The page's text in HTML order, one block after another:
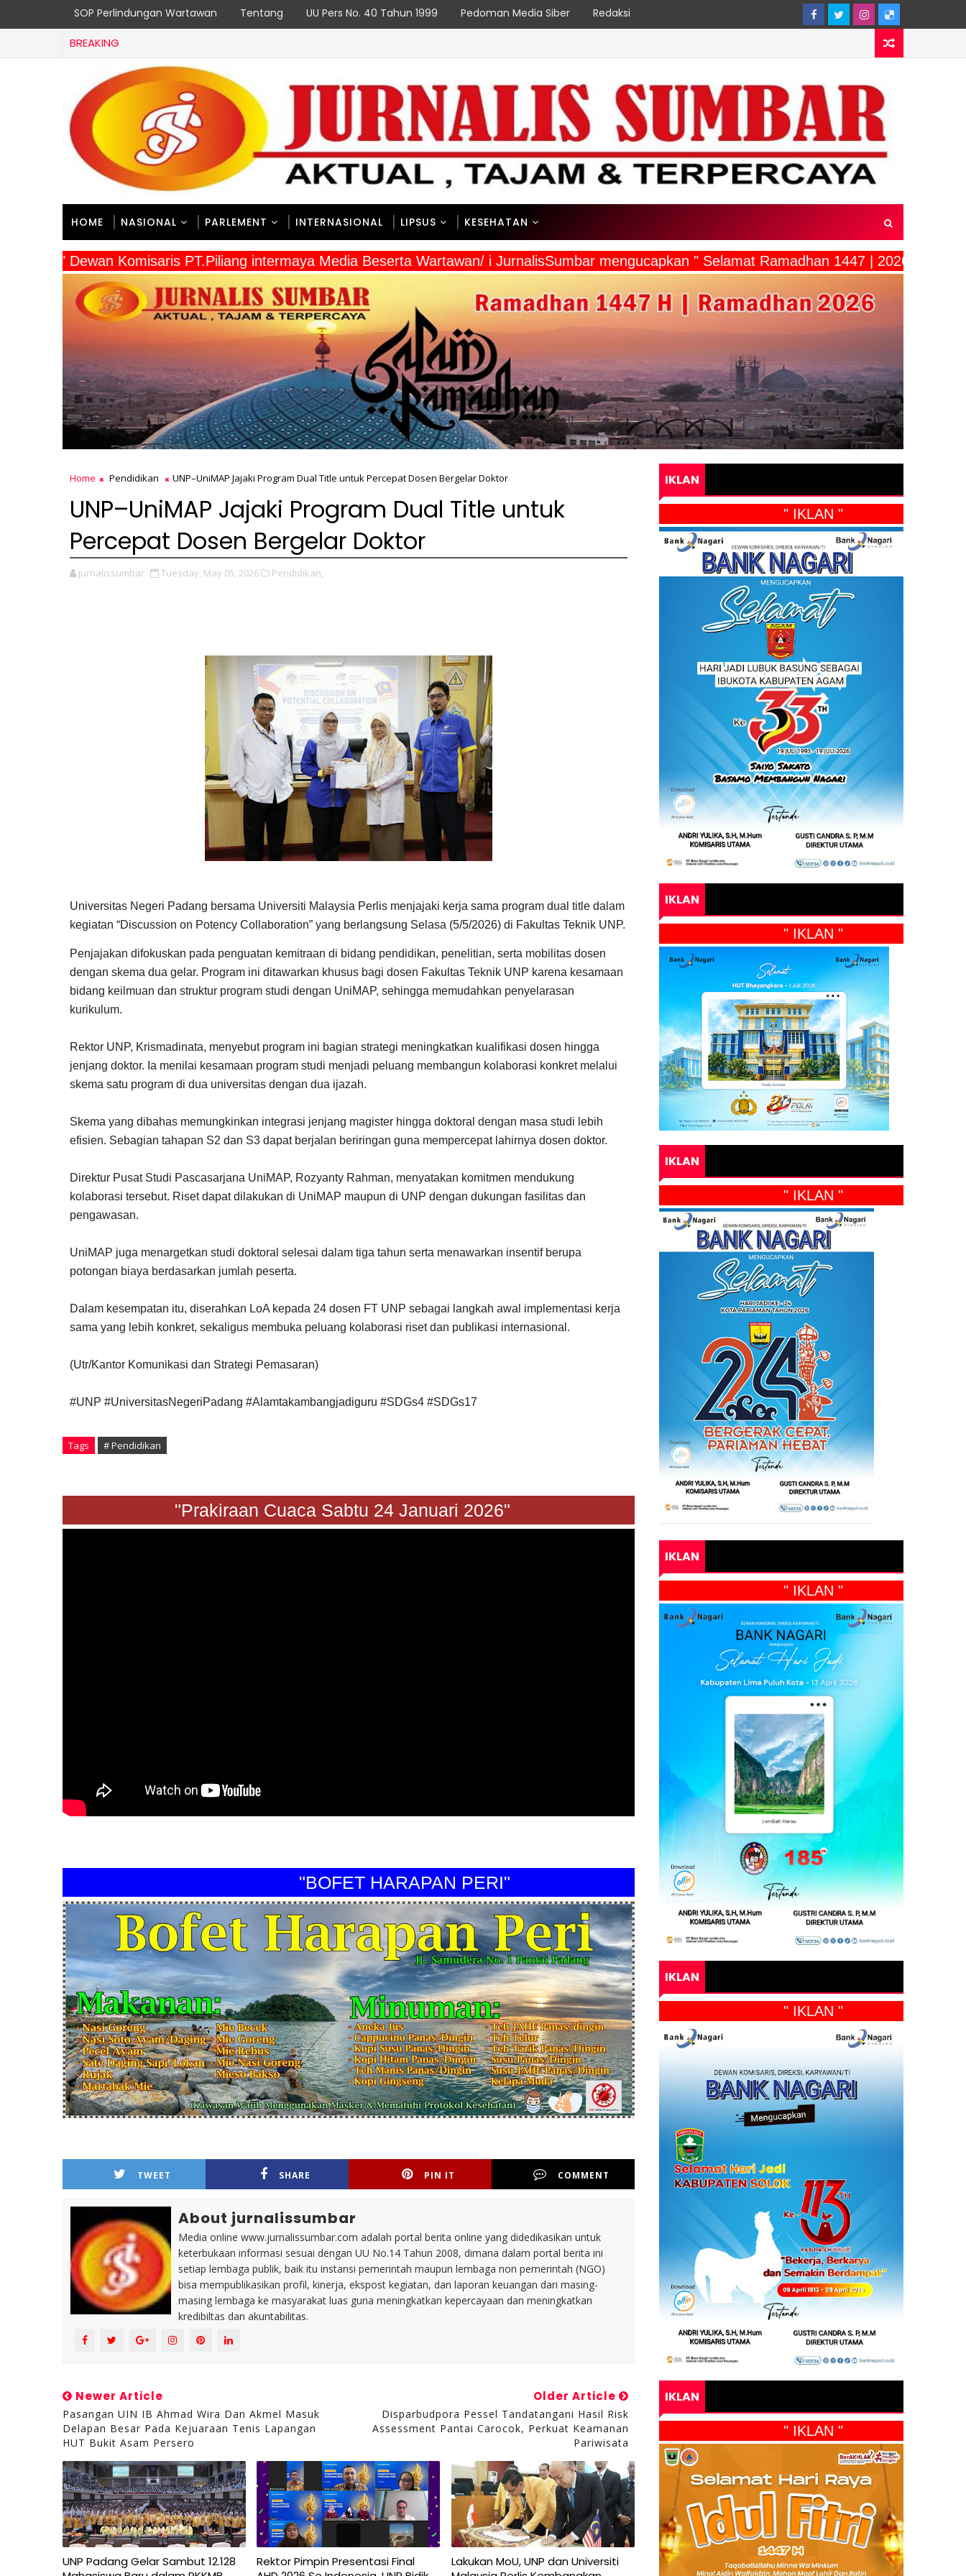
SOP Perlindungan Wartawan Tentang UU Pers No. 40 Tahun 1999 Pedoman Media Siber Redaksi
BREAKING
HOME NASIONAL PARLEMENT INTERNASIONAL LIPSUS KESEHATAN
" Dewan Komisaris PT.Piliang intermaya Media Beserta Wartawan/ i JurnalisSumbar mengucapkan " Selamat Ramadhan 1447 | 2026"
Home Pendidikan UNP–UniMAP Jajaki Program Dual Title untuk Percepat Dosen Bergelar Doktor
UNP–UniMAP Jajaki Program Dual Title untuk
Percepat Dosen Bergelar Doktor
jurnalissumbar Tuesday, May 05, 2026 Pendidikan,
Universitas Negeri Padang bersama Universiti Malaysia Perlis menjajaki kerja sama program dual title dalam
kegiatan “Discussion on Potency Collaboration” yang berlangsung Selasa (5/5/2026) di Fakultas Teknik UNP.
Penjajakan difokuskan pada penguatan kemitraan di bidang pendidikan, penelitian, serta mobilitas dosen
dengan skema dua gelar. Program ini ditawarkan khusus bagi dosen Fakultas Teknik UNP karena kesamaan
bidang keilmuan dan struktur program studi dengan UniMAP, sehingga memudahkan penyelarasan
kurikulum.
Rektor UNP, Krismadinata, menyebut program ini bagian strategi meningkatkan kualifikasi dosen hingga
jenjang doktor. Ia menilai kesamaan program studi menjadi peluang membangun kolaborasi konkret melalui
skema satu program di dua universitas dengan dua ijazah.
Skema yang dibahas memungkinkan integrasi jenjang magister hingga doktoral dengan masa studi lebih
efisien. Sebagian tahapan S2 dan S3 dapat berjalan beriringan guna mempercepat lahirnya dosen doktor.
Direktur Pusat Studi Pascasarjana UniMAP, Rozyanty Rahman, menyatakan komitmen mendukung
kolaborasi tersebut. Riset dapat dilakukan di UniMAP maupun di UNP dengan dukungan fasilitas dan
pengawasan.
UniMAP juga menargetkan studi doktoral selesai dalam tiga tahun serta menawarkan insentif berupa
potongan biaya berdasarkan jumlah peserta.
Dalam kesempatan itu, diserahkan LoA kepada 24 dosen FT UNP sebagai langkah awal implementasi kerja
sama yang lebih konkret, sekaligus membuka peluang kolaborasi riset dan publikasi internasional.
(Utr/Kantor Komunikasi dan Strategi Pemasaran)
#UNP #UniversitasNegeriPadang #Alamtakambangjadiguru #SDGs4 #SDGs17
Tags # Pendidikan
"Prakiraan Cuaca Sabtu 24 Januari 2026"
"BOFET HARAPAN PERI"
TWEET SHARE PIN IT COMMENT
About jurnalissumbar
Media online www.jurnalissumbar.com adalah portal berita online yang didedikasikan untuk
keterbukaan informasi sesuai dengan UU No.14 Tahun 2008, dimana dalam portal berita ini
setiap lembaga publik, baik itu instansi pemerintah maupun lembaga non pemerintah (NGO)
bisa mempublikasikan profil, kinerja, ekspost kegiatan, dan laporan keuangan dari masing-
masing lembaga ke masyarakat luas guna meningkatkan kepercayaan dan meningkatkan
kredibiltas dan akuntabilitas.
Newer Article
Pasangan UIN IB Ahmad Wira Dan Akmel Masuk
Delapan Besar Pada Kejuaraan Tenis Lapangan
HUT Bukit Asam Persero
Older Article
Disparbudpora Pessel Tandatangani Hasil Risk
Assessment Pantai Carocok, Perkuat Keamanan
Pariwisata
UNP Padang Gelar Sambut 12.128
Rektor Pimpin Presentasi Final
Lakukan MoU, UNP dan Universiti
IKLAN
" IKLAN "
IKLAN
" IKLAN "
IKLAN
" IKLAN "
IKLAN
" IKLAN "
IKLAN
" IKLAN "
IKLAN
" IKLAN "